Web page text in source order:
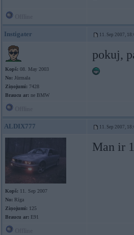
Instigater 11. Sep 2007,
Kopš: 08. May 2003
No: Jūrmala
Ziņojumi: 7428
Braucu ar: ne BMW
pokuj,
ALDIX777 11. Sep 2007,
Kopš: 11. Sep 2007
No: Rīga
Ziņojumi: 125
Braucu ar: E91
Man ir